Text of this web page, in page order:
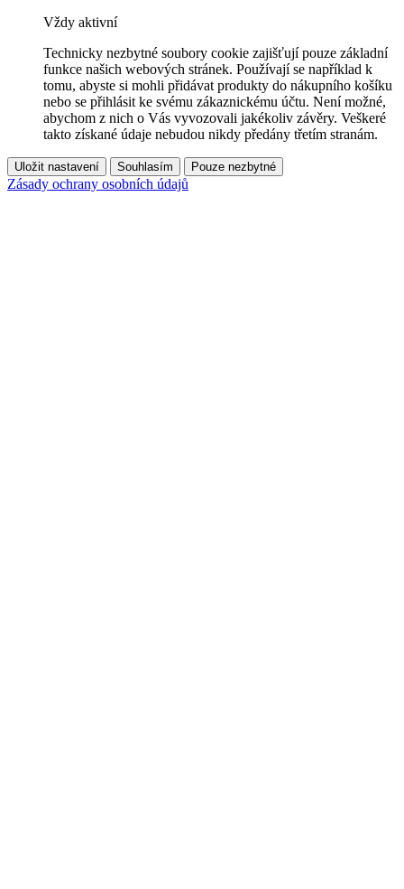
Vždy aktivní
Technicky nezbytné soubory cookie zajišťují pouze základní
funkce našich webových stránek. Používají se například k
tomu, abyste si mohli přidávat produkty do nákupního košíku
nebo se přihlásit ke svému zákaznickému účtu. Není možné,
abychom z nich o Vás vyvozovali jakékoliv závěry. Veškeré
takto získané údaje nebudou nikdy předány třetím stranám.
Uložit nastavení Souhlasím Pouze nezbytné
Zásady ochrany osobních údajů